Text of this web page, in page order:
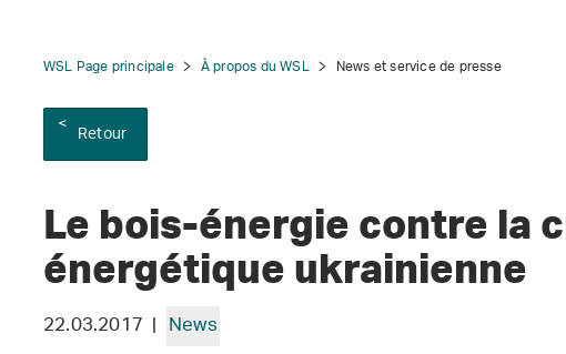
WSL Page principale À propos du WSL News et service de presse
Retour
Le bois-énergie contre la
énergétique ukrainienne
22.03.2017 | News